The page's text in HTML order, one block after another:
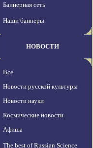
Баннерная сеть
Наши баннеры
НОВОСТИ
Все
Новости русской культуры
Новости науки
Космические новости
Афиша
The best of Russian Science